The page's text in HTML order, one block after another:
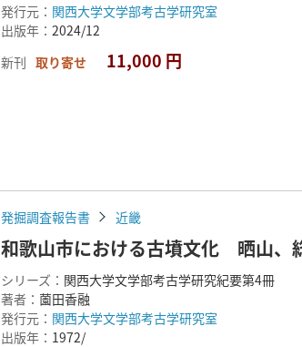
発行元： 関西大学文学部考古学研究室
出版年： 2024/12
新刊 取り寄せ 11,000 円
発掘調査報告書 近畿
和歌山市における古墳文化 晒山、
シリーズ： 関西大学文学部考古学研究紀要第4冊
著者： 薗田香融
発行元： 関西大学文学部考古学研究室
出版年： 1972/